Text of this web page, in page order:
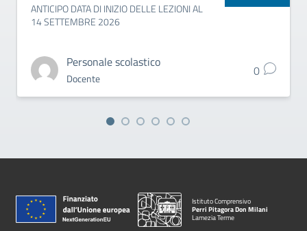
ANTICIPO DATA DI INIZIO DELLE LEZIONI AL
14 SETTEMBRE 2026
Personale scolastico
Docente 0
Istituto Comprensivo
Perri Pitagora Don Milani
Lamezia Terme